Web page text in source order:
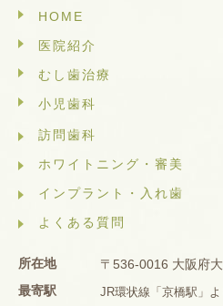
HOME
医院紹介
むし歯治療
小児歯科
訪問歯科
ホワイトニング・審美
インプラント・入れ歯
よくある質問
所在地
〒536-0016 大阪府
最寄駅
JR環状線「京橋駅」